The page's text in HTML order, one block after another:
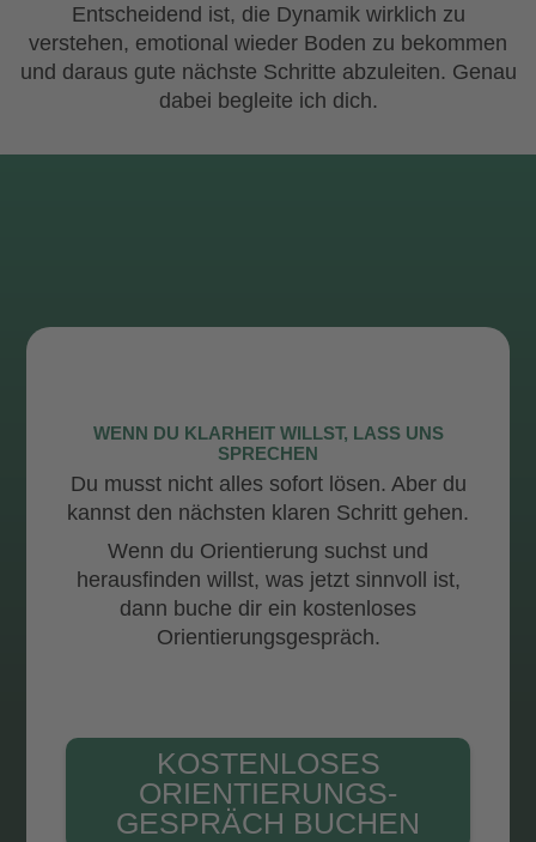
Entscheidend ist, die Dynamik wirklich zu
verstehen, emotional wieder Boden zu bekommen
und daraus gute nächste Schritte abzuleiten. Genau
dabei begleite ich dich.
WENN DU KLARHEIT WILLST, LASS UNS
SPRECHEN
Du musst nicht alles sofort lösen. Aber du
kannst den nächsten klaren Schritt gehen.
Wenn du Orientierung suchst und
herausfinden willst, was jetzt sinnvoll ist,
dann buche dir ein kostenloses
Orientierungsgespräch.
KOSTENLOSES
ORIENTIERUNGS­
GESPRÄCH BUCHEN